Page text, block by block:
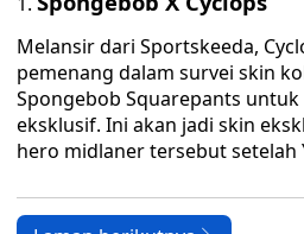
Melansir dari Sportskeeda,
pemenang dalam survei skin
Spongebob Squarepants
eksklusif. Ini akan jadi skin
hero midlaner tersebut setelah